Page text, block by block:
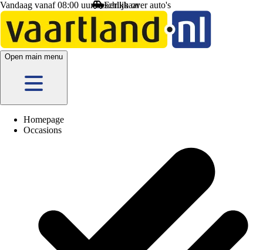
Vandaag vanaf 08:00 uur beschikbaar
Open main menu
Homepage
Occasions